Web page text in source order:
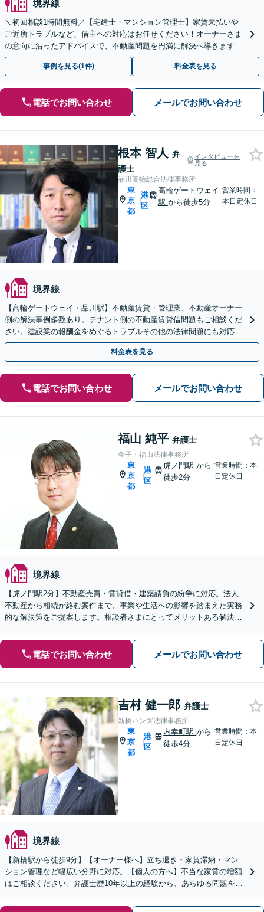
境界線
＼初回相談1時間無料／【宅建士・マンション管理士】家賃未払いや
ご近所トラブルなど、借主への対応はお任せください！オーナーさま
の意向に沿ったアドバイスで、不動産問題を円満に解決へ導きます。
契約書の作成・チェックなども◎
事例を見る(1件) 料金表を見る
電話でお問い合わせ メールでお問い合わせ
根本 智人 弁
護士
インタビューを
見る
品川高輪総合法律事務所
東
京
都
|
港
区
高輪ゲートウェイ
駅 から徒歩5分
営業時間：
本日定休日
境界線
【高輪ゲートウェイ・品川駅】不動産賃貸・管理業、不動産オーナー
側の解決事例多数あり。テナント側の不動産賃貸借問題もご相談くだ
さい。建設業の報酬金をめぐるトラブルその他の法律問題にも対応し
ています。顧問プランの活用も。
料金表を見る
電話でお問い合わせ メールでお問い合わせ
福山 純平 弁護士
金子・福山法律事務所
東
京
都
|
港
区
虎ノ門駅から
徒歩2分
営業時間：本
日定休日
境界線
【虎ノ門駅2分】不動産売買・賃貸借・建築請負の紛争に対応。法人
不動産から相続が絡む案件まで、事業や生活への影響を踏まえた実務
的な解決策をご提案します。相談者さまにとってメリットある解決を
電話でお問い合わせ メールでお問い合わせ
吉村 健一郎 弁護士
新橋ハンズ法律事務所
東
京
都
|
港
区
内幸町駅から
徒歩4分
営業時間：本
日定休日
境界線
【新橋駅から徒歩9分】【オーナー様へ】立ち退き・家賃滞納・マン
ション管理など幅広い分野に対応。【個人の方へ】不当な家賃の増額
はご相談ください。弁護士歴10年以上の経験から、あらゆる問題を柔